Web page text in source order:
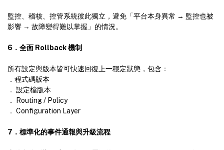
監控、稽核、控管系統彼此獨立，避免「平台本身異常 → 監控也被
影響 → 故障變得難以掌握」的情況。
6 ． 全面 Rollback 機制
所有設定與版本皆可快速回復上一穩定狀態，包含：
．程式碼版本
． 設定檔版本
． Routing / Policy
． Configuration Layer
7．標準化的事件通報與升級流程